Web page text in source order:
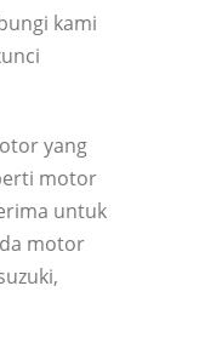
kami
yang
motor
untuk
motor